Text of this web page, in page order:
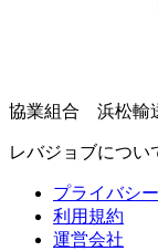
協業組合 浜松輸
レバジョブについ
プライバシ
利用規約
運営会社